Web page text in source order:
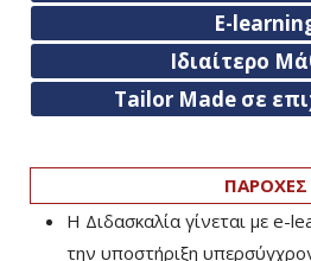
E-
Ιδιαίτερο
Tailor Made σε
ΠΑΡΟΧΕΣ
Η Διδασκαλία γίνεται με e-
την υποστήριξη